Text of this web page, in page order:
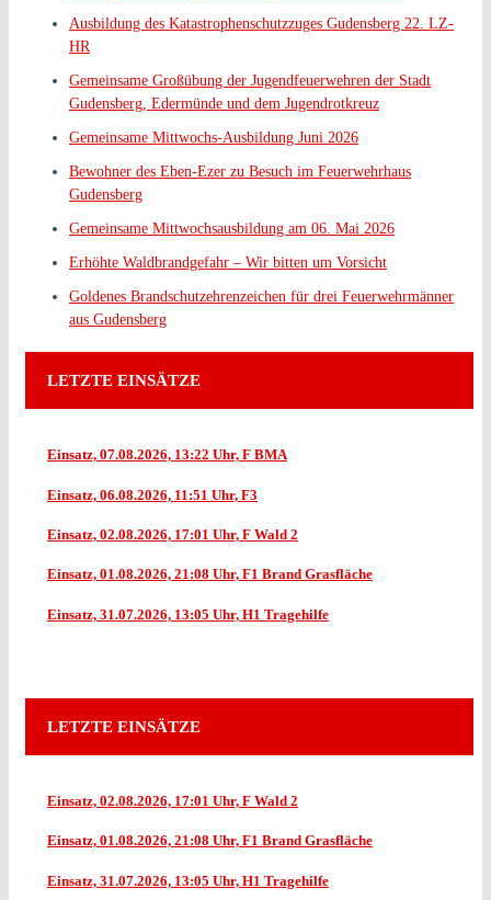
Ausbildung des Katastrophenschutzzuges Gudensberg 22. LZ-
HR
Gemeinsame Großübung der Jugendfeuerwehren der Stadt
Gudensberg, Edermünde und dem Jugendrotkreuz
Gemeinsame Mittwochs-Ausbildung Juni 2026
Bewohner des Eben-Ezer zu Besuch im Feuerwehrhaus
Gudensberg
Gemeinsame Mittwochsausbildung am 06. Mai 2026
Erhöhte Waldbrandgefahr – Wir bitten um Vorsicht
Goldenes Brandschutzehrenzeichen für drei Feuerwehrmänner
aus Gudensberg
LETZTE EINSÄTZE
Einsatz, 07.08.2026, 13:22 Uhr, F BMA
Einsatz, 06.08.2026, 11:51 Uhr, F3
Einsatz, 02.08.2026, 17:01 Uhr, F Wald 2
Einsatz, 01.08.2026, 21:08 Uhr, F1 Brand Grasfläche
Einsatz, 31.07.2026, 13:05 Uhr, H1 Tragehilfe
LETZTE EINSÄTZE
Einsatz, 02.08.2026, 17:01 Uhr, F Wald 2
Einsatz, 01.08.2026, 21:08 Uhr, F1 Brand Grasfläche
Einsatz, 31.07.2026, 13:05 Uhr, H1 Tragehilfe